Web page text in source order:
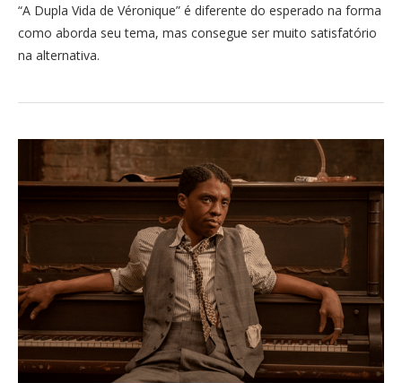
“A Dupla Vida de Véronique” é diferente do esperado na forma
como aborda seu tema, mas consegue ser muito satisfatório
na alternativa.